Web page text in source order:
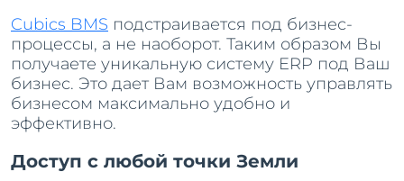
Cubics BMS подстраивается под бизнес-
процессы, а не наоборот. Таким образом Вы
получаете уникальную систему ERP под Ваш
бизнес. Это дает Вам возможность управлять
бизнесом максимально удобно и
эффективно.
Доступ с любой точки Земли